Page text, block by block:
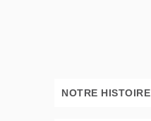
NOTRE HISTOIRE